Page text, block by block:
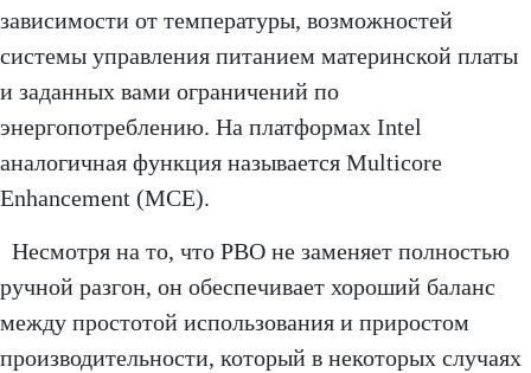
зависимости от температуры, возможностей
системы управления питанием материнской платы
и заданных вами ограничений по
энергопотреблению. На платформах Intel
аналогичная функция называется Multicore
Enhancement (MCE).
Несмотря на то, что PBO не заменяет полностью
ручной разгон, он обеспечивает хороший баланс
между простотой использования и приростом
производительности, который в некоторых случаях